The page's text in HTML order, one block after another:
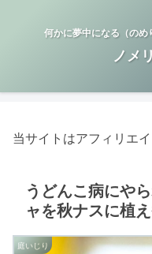
何かに夢中になる（のめ
ノメ
当サイトはアフィリエ
うどんこ病にや
ャを秋ナスに植
庭いじり